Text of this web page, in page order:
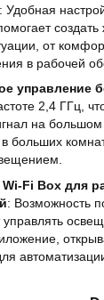
: Удобная
от
в рабочей
управление
2,4 ГГц,
на
больших
Wi-Fi Box для
: Возможность
управлять